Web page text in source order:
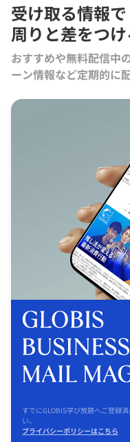
受け取る情報で
周りと差をつけ
おすすめや無料配信中
ーン情報など定期的に
すでにGLOBIS学び放題へご登録
い。
プライバシーポリシーはこちら